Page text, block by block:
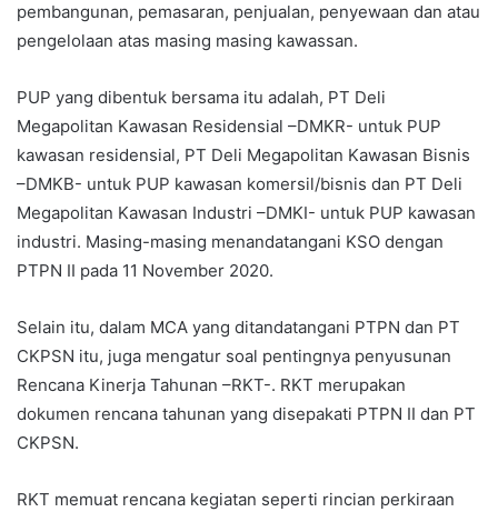
pembangunan, pemasaran, penjualan, penyewaan dan atau
pengelolaan atas masing masing kawassan.
PUP yang dibentuk bersama itu adalah, PT Deli
Megapolitan Kawasan Residensial –DMKR- untuk PUP
kawasan residensial, PT Deli Megapolitan Kawasan Bisnis
–DMKB- untuk PUP kawasan komersil/bisnis dan PT Deli
Megapolitan Kawasan Industri –DMKI- untuk PUP kawasan
industri. Masing-masing menandatangani KSO dengan
PTPN II pada 11 November 2020.
Selain itu, dalam MCA yang ditandatangani PTPN dan PT
CKPSN itu, juga mengatur soal pentingnya penyusunan
Rencana Kinerja Tahunan –RKT-. RKT merupakan
dokumen rencana tahunan yang disepakati PTPN II dan PT
CKPSN.
RKT memuat rencana kegiatan seperti rincian perkiraan